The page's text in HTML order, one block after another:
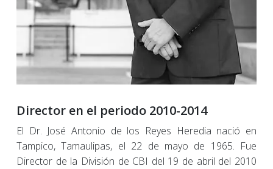
Director en el periodo 2010-2014
El Dr. José Antonio de los Reyes Heredia nació en
Tampico, Tamaulipas, el 22 de mayo de 1965. Fue
Director de la División de CBI del 19 de abril del 2010